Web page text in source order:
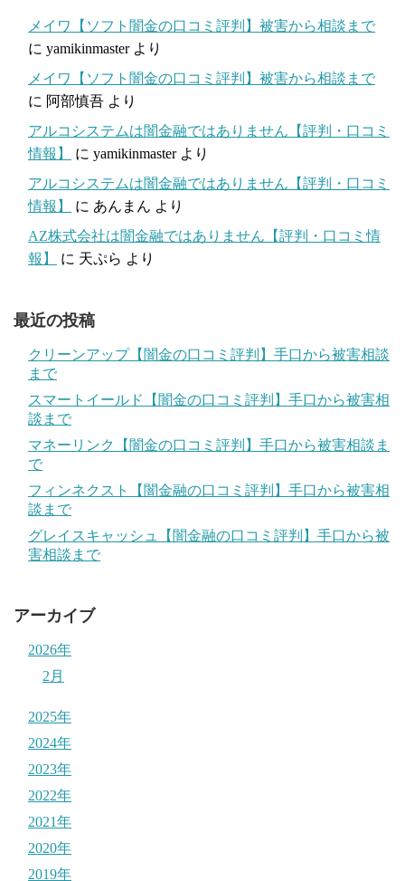
メイワ【ソフト闇金の口コミ評判】被害から相談まで
に yamikinmasterより
メイワ【ソフト闇金の口コミ評判】被害から相談まで
に 阿部慎吾 より
アルコシステムは闇金融ではありません【評判・口コミ
情報】
に yamikinmasterより
アルコシステムは闇金融ではありません【評判・口コミ
情報】
に あんまん より
AZ株式会社は闇金融ではありません【評判・口コミ情
報】
に 天ぷら より
最近の投稿
クリーンアップ【闇金の口コミ評判】手口から被害相談
まで
スマートイールド【闇金の口コミ評判】手口から被害相
談まで
マネーリンク【闇金の口コミ評判】手口から被害相談ま
で
フィンネクスト【闇金融の口コミ評判】手口から被害相
談まで
グレイスキャッシュ【闇金融の口コミ評判】手口から被
害相談まで
アーカイブ
2026年
2月
2025年
2024年
2023年
2022年
2021年
2020年
2019年